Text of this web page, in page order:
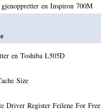
en Inspiron 700M
en Toshiba L505D
Size
Driver Register Feilene For Free